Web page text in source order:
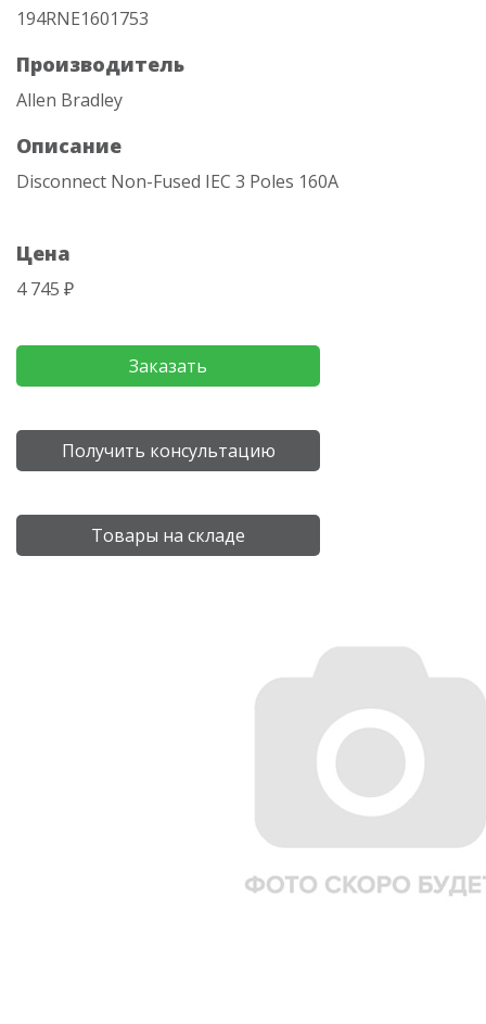
194RNE1601753
Производитель
Allen Bradley
Описание
Disconnect Non-Fused IEC 3 Poles 160A
Цена
4 745 ₽
Заказать
Получить консультацию
Товары на складе